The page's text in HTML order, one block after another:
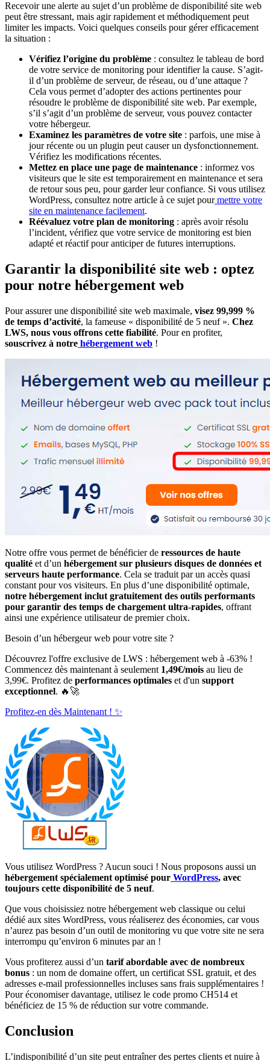
Recevoir une alerte au sujet d’un problème de disponibilité site web
peut être stressant, mais agir rapidement et méthodiquement peut
limiter les impacts. Voici quelques conseils pour gérer efficacement
la situation :
Vérifiez l’origine du problème : consultez le tableau de bord
de votre service de monitoring pour identifier la cause. S’agit-
il d’un problème de serveur, de réseau, ou d’une attaque ?
Cela vous permet d’adopter des actions pertinentes pour
résoudre le problème de disponibilité site web. Par exemple,
s’il s’agit d’un problème de serveur, vous pouvez contacter
votre hébergeur.
Examinez les paramètres de votre site : parfois, une mise à
jour récente ou un plugin peut causer un dysfonctionnement.
Vérifiez les modifications récentes.
Mettez en place une page de maintenance : informez vos
visiteurs que le site est temporairement en maintenance et sera
de retour sous peu, pour garder leur confiance. Si vous utilisez
WordPress, consultez notre article à ce sujet pourmettre votre
site en maintenance facilement.
Réévaluez votre plan de monitoring : après avoir résolu
l’incident, vérifiez que votre service de monitoring est bien
adapté et réactif pour anticiper de futures interruptions.
Garantir la disponibilité site web : optez
pour notre hébergement web
Pour assurer une disponibilité site web maximale, visez 99,999 %
de temps d’activité, la fameuse « disponibilité de 5 neuf ». Chez
LWS, nous vous offrons cette fiabilité. Pour en profiter,
souscrivez à notre hébergement web !
Notre offre vous permet de bénéficier de ressources de haute
qualité et d’un hébergement sur plusieurs disques de données et
serveurs haute performance. Cela se traduit par un accès quasi
constant pour vos visiteurs. En plus d’une disponibilité optimale,
notre hébergement inclut gratuitement des outils performants
pour garantir des temps de chargement ultra-rapides, offrant
ainsi une expérience utilisateur de premier choix.
Besoin d’un hébergeur web pour votre site ?
Découvrez l'offre exclusive de LWS : hébergement web à -63% !
Commencez dès maintenant à seulement 1,49€/mois au lieu de
3,99€. Profitez de performances optimales et d'un support
exceptionnel. 🔥🚀
Profitez-en dès Maintenant ! ✨
Vous utilisez WordPress ? Aucun souci ! Nous proposons aussi un
hébergement spécialement optimisé pour WordPress, avec
toujours cette disponibilité de 5 neuf.
Que vous choisissiez notre hébergement web classique ou celui
dédié aux sites WordPress, vous réaliserez des économies, car vous
n’aurez pas besoin d’un outil de monitoring vu que votre site ne sera
interrompu qu’environ 6 minutes par an !
Vous profiterez aussi d’un tarif abordable avec de nombreux
bonus : un nom de domaine offert, un certificat SSL gratuit, et des
adresses e-mail professionnelles incluses sans frais supplémentaires !
Pour économiser davantage, utilisez le code promo CH514 et
bénéficiez de 15 % de réduction sur votre commande.
Conclusion
L’indisponibilité d’un site peut entraîner des pertes clients et nuire à